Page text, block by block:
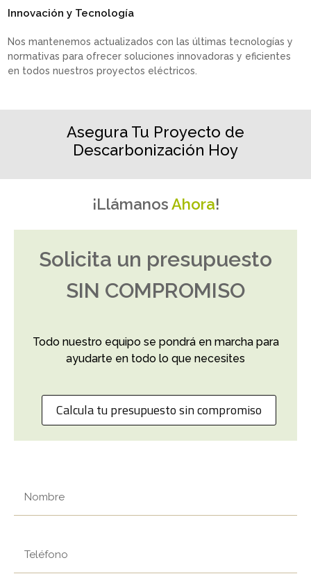
Innovación y Tecnología
Nos mantenemos actualizados con las últimas tecnologías y
normativas para ofrecer soluciones innovadoras y eficientes
en todos nuestros proyectos eléctricos.
Asegura Tu Proyecto de
Descarbonización Hoy
¡LlámanosAhora!
Solicita un presupuesto
SIN COMPROMISO
Todo nuestro equipo se pondrá en marcha para
ayudarte en todo lo que necesites
Calcula tu presupuesto sin compromiso